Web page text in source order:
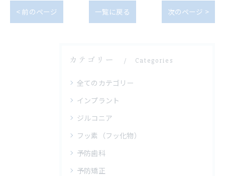
< 前のページ 一覧に戻る 次のページ >
カテゴリー Categories
全てのカテゴリー
インプラント
ジルコニア
フッ素（フッ化物）
予防歯科
予防矯正